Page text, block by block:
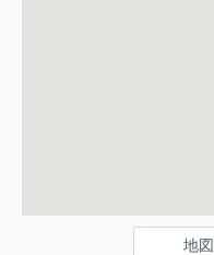
地